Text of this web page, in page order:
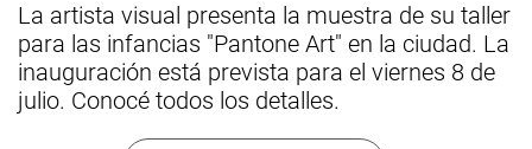
La artista visual presenta la muestra de su taller
para las infancias "Pantone Art" en la ciudad. La
inauguración está prevista para el viernes 8 de
julio. Conocé todos los detalles.